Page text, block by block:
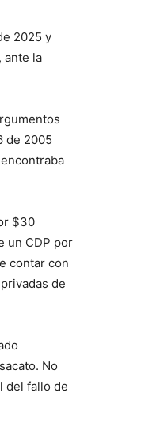
2025 y
ante la
de 2005
$30
un CDP por
contar con
de
No
del fallo de